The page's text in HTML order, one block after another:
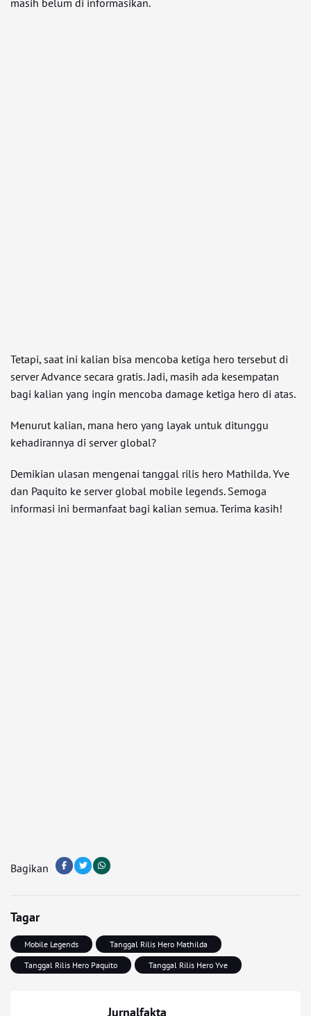
Tetapi, saat ini kalian bisa mencoba ketiga hero tersebut di
server Advance secara gratis. Jadi, masih ada kesempatan
bagi kalian yang ingin mencoba damage ketiga hero di atas.
Menurut kalian, mana hero yang layak untuk ditunggu
kehadirannya di server global?
Demikian ulasan mengenai tanggal rilis hero Mathilda. Yve
dan Paquito ke server global mobile legends. Semoga
informasi ini bermanfaat bagi kalian semua. Terima kasih!
Bagikan
Tagar
Mobile Legends
Tanggal Rilis Hero Mathilda
Tanggal Rilis Hero Paquito
Tanggal Rilis Hero Yve
Jurnalfakta